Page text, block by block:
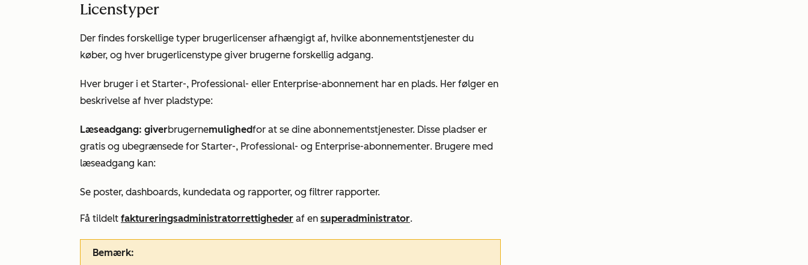
Licenstyper
Der findes forskellige typer brugerlicenser afhængigt af, hvilke abonnementstjenester du
køber, og hver brugerlicenstype giver brugerne forskellig adgang.
Hver bruger i et Starter-, Professional- eller Enterprise-abonnement har en plads. Her følger en
beskrivelse af hver pladstype:
Læseadgang: giverbrugernemulighedfor at se dine abonnementstjenester. Disse pladser er
gratis og ubegrænsede for Starter-, Professional- og Enterprise-abonnementer. Brugere med
læseadgang kan:
Se poster, dashboards, kundedata og rapporter, og filtrer rapporter.
Få tildelt faktureringsadministratorrettigheder af en superadministrator.
Bemærk: